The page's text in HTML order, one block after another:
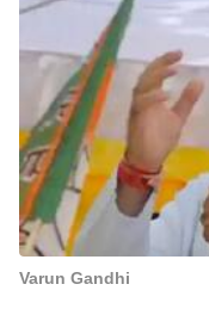
Varun Gandhi